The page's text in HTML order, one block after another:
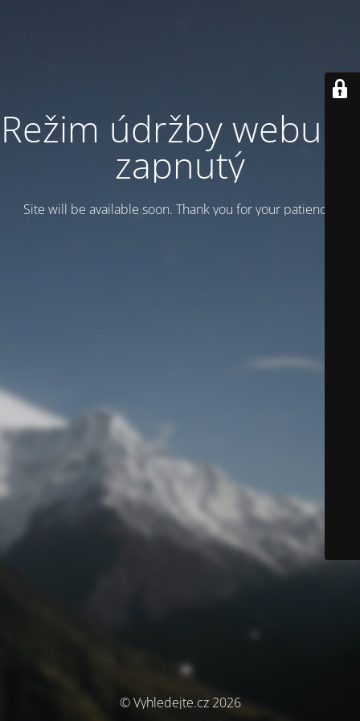
Režim údržby webu je
zapnutý
Site will be available soon. Thank you for your patience!
© Vyhledejte.cz 2026